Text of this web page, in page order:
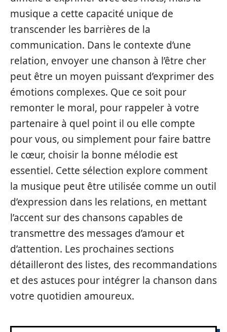
musique a cette capacité unique de
transcender les barrières de la
communication. Dans le contexte d’une
relation, envoyer une chanson à l’être cher
peut être un moyen puissant d’exprimer des
émotions complexes. Que ce soit pour
remonter le moral, pour rappeler à votre
partenaire à quel point il ou elle compte
pour vous, ou simplement pour faire battre
le cœur, choisir la bonne mélodie est
essentiel. Cette sélection explore comment
la musique peut être utilisée comme un outil
d’expression dans les relations, en mettant
l’accent sur des chansons capables de
transmettre des messages d’amour et
d’attention. Les prochaines sections
détailleront des listes, des recommandations
et des astuces pour intégrer la chanson dans
votre quotidien amoureux.